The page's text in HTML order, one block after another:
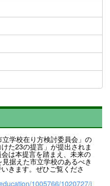
学校在り方検討委員会」の
た23の提言」が提出されま
は本提言を踏まえ、未来の
据えた市立学校のあるべき
きます。ぜひご覧くださ
1005766/1020727/i